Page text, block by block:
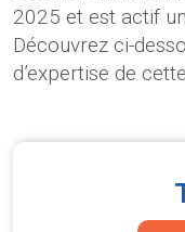
2025 et est actif
Découvrez ci-
d’expertise de